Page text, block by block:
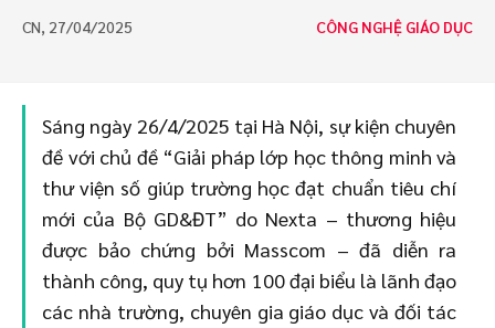
CÔNG NGHỆ GIÁO DỤC
CN, 27/04/2025
Sáng ngày 26/4/2025 tại Hà Nội, sự kiện chuyên
đề với chủ đề “Giải pháp lớp học thông minh và
thư viện số giúp trường học đạt chuẩn tiêu chí
mới của Bộ GD&ĐT” do Nexta – thương hiệu
được bảo chứng bởi Masscom – đã diễn ra
thành công, quy tụ hơn 100 đại biểu là lãnh đạo
các nhà trường, chuyên gia giáo dục và đối tác